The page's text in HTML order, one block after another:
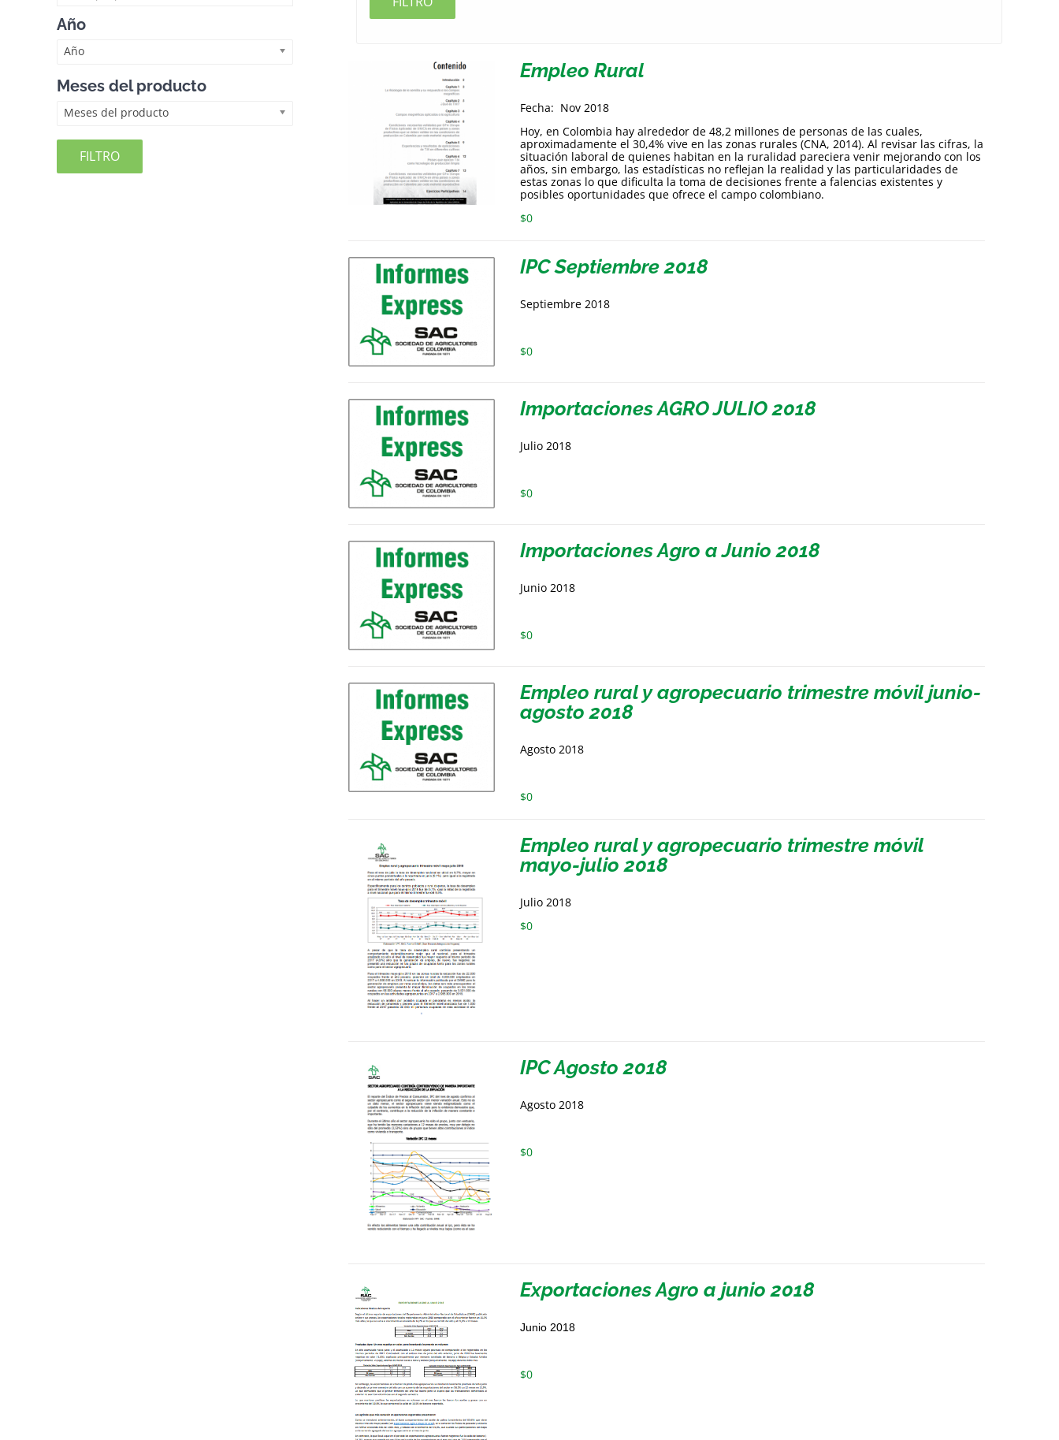
Empleo Rural
Fecha: Nov 2018
Hoy, en Colombia hay alrededor de 48,2 millones de personas de las cuales,
aproximadamente el 30,4% vive en las zonas rurales (CNA, 2014). Al revisar las cifras, la
situación laboral de quienes habitan en la ruralidad pareciera venir mejorando con los
años, sin embargo, las estadísticas no reflejan la realidad y las particularidades de
estas zonas lo que dificulta la toma de decisiones frente a falencias existentes y
posibles oportunidades que ofrece el campo colombiano.
$0
IPC Septiembre 2018
Septiembre 2018
$0
Importaciones AGRO JULIO 2018
Julio 2018
$0
Importaciones Agro a Junio 2018
Junio 2018
$0
Empleo rural y agropecuario trimestre móvil junio-
agosto 2018
Agosto 2018
$0
Empleo rural y agropecuario trimestre móvil
mayo-julio 2018
Julio 2018
$0
IPC Agosto 2018
Agosto 2018
$0
Exportaciones Agro a junio 2018
Junio 2018
$0
Año
Año
Meses del producto
Meses del producto
FILTRO